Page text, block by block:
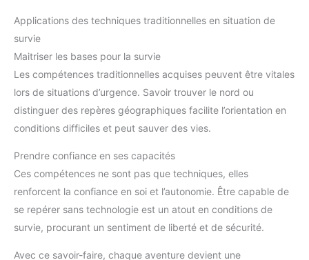
Applications des techniques traditionnelles en situation de
survie
Maitriser les bases pour la survie
Les compétences traditionnelles acquises peuvent être vitales
lors de situations d’urgence. Savoir trouver le nord ou
distinguer des repères géographiques facilite l’orientation en
conditions difficiles et peut sauver des vies.
Prendre confiance en ses capacités
Ces compétences ne sont pas que techniques, elles
renforcent la confiance en soi et l’autonomie. Être capable de
se repérer sans technologie est un atout en conditions de
survie, procurant un sentiment de liberté et de sécurité.
Avec ce savoir-faire, chaque aventure devient une